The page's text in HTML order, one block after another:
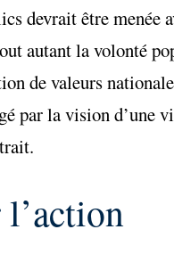
devrait être menée
autant la volonté
de valeurs
la vision d’une